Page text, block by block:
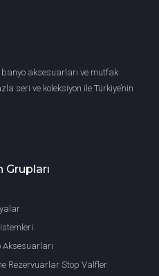
aksesuarları ve mutfak
seri ve koleksiyon ile Türkiye’nin
Grupları
Aksesuarları
Rezervuarlar Stop Valfler